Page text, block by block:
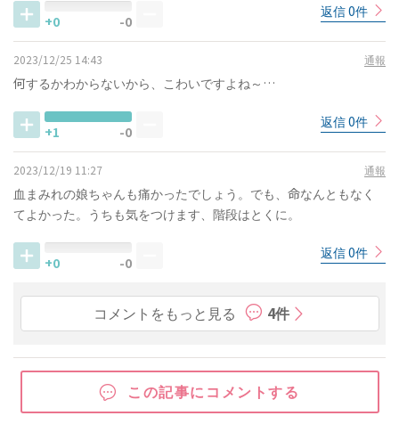
+0 -0
返信 0件
2023/12/25 14:43 通報
何するかわからないから、こわいですよね～…
+1 -0
返信 0件
2023/12/19 11:27 通報
血まみれの娘ちゃんも痛かったでしょう。でも、命なんともなく
てよかった。うちも気をつけます、階段はとくに。
+0 -0
返信 0件
コメントをもっと見る 4件
この記事にコメントする